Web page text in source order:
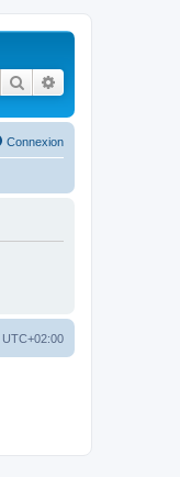
Rechercher
Connexion
UTC+02:00